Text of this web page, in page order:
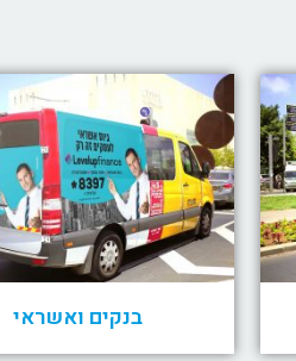
בנקים ואשראי